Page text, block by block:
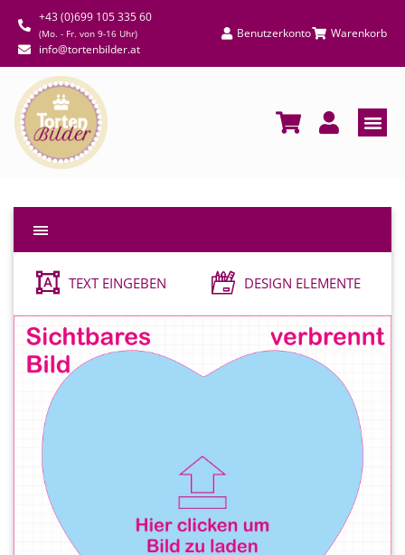
+43 (0)699 105 335 60
(Mo. - Fr. von 9-16 Uhr)
info@tortenbilder.at
Benutzerkonto Warenkorb
TEXT EINGEBEN DESIGN ELEMENTE